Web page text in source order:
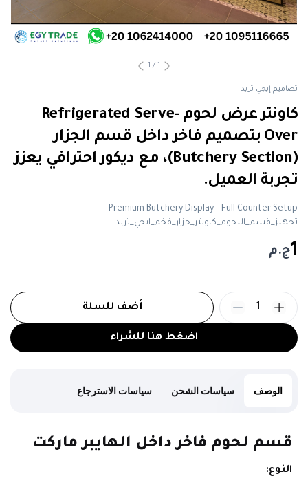
1
/
1
تصاميم إيجي تريد
كاونتر عرض لحوم Refrigerated Serve-
Over بتصميم فاخر داخل قسم الجزار
(Butchery Section)، مع ديكور احترافي يعزز
تجربة العميل.
Premium Butchery Display – Full Counter Setup
تجهيز_قسم_اللحوم_كاونتر_جزار_فخم_ايجي_تريد
1ج.م
اضغط هنا للشراء
أضف للسلة 1
الوصف سياسات الشحن سياسات الاسترجاع
قسم لحوم فاخر داخل الهايبر ماركت
النوع: